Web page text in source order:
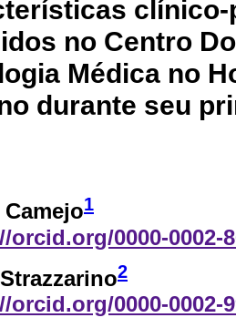
no Centro
Médica no
durante seu
1
orcid.org/0000-0002-
2
orcid.org/0000-0002-